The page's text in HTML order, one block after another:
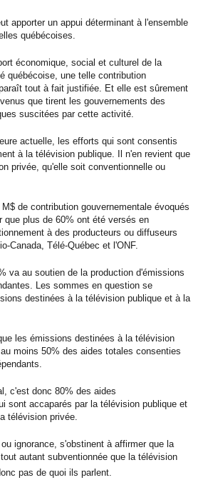
apporter un appui déterminant à l'ensemble
québécoises.
économique, social et culturel de la
québécoise, une telle contribution
tout à fait justifiée. Et elle est sûrement
que tirent les gouvernements des
suscitées par cette activité.
actuelle, les efforts qui sont consentis
à la télévision publique. Il n'en revient que
privée, qu'elle soit conventionnelle ou
de contribution gouvernementale évoqués
que plus de 60% ont été versés en
à des producteurs ou diffuseurs
Canada, Télé-Québec et l'ONF.
va au soutien de la production d'émissions
Les sommes en question se
destinées à la télévision publique et à la
les émissions destinées à la télévision
moins 50% des aides totales consenties
c'est donc 80% des aides
sont accaparés par la télévision publique et
télévision privée.
ignorance, s'obstinent à affirmer que la
autant subventionnée que la télévision
pas de quoi ils parlent.